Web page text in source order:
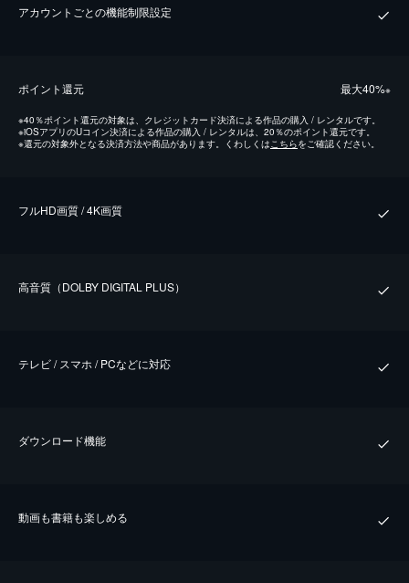
アカウントごとの機能制限設定
ポイント還元 最⼤40%※
※40％ポイント還元の対象は、クレジットカード決済による作品の購入 / レンタルです。
※iOSアプリのUコイン決済による作品の購入 / レンタルは、20％のポイント還元です。
※還元の対象外となる決済方法や商品があります。くわしくはこちらをご確認ください。
フルHD画質 / 4K画質
⾼⾳質（DOLBY DIGITAL PLUS）
テレビ / スマホ / PCなどに対応
ダウンロード機能
動画も書籍も楽しめる